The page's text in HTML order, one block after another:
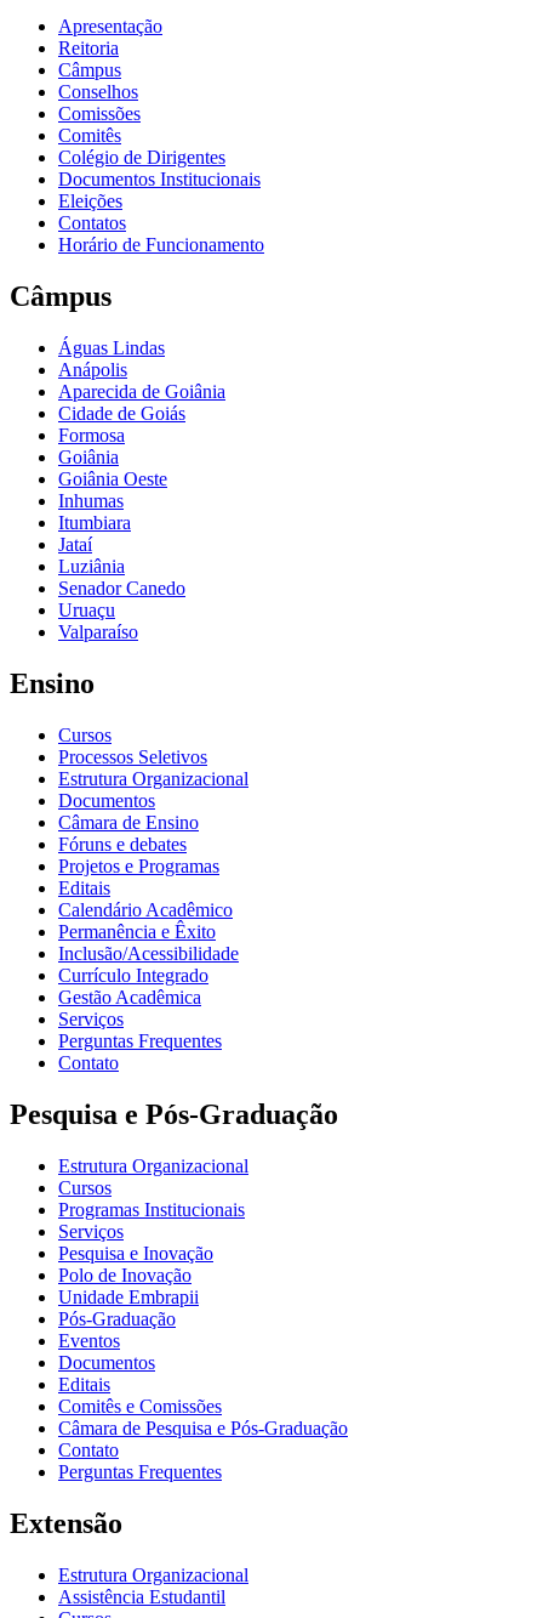
Apresentação
Reitoria
Câmpus
Conselhos
Comissões
Comitês
Colégio de Dirigentes
Documentos Institucionais
Eleições
Contatos
Horário de Funcionamento
Câmpus
Águas Lindas
Anápolis
Aparecida de Goiânia
Cidade de Goiás
Formosa
Goiânia
Goiânia Oeste
Inhumas
Itumbiara
Jataí
Luziânia
Senador Canedo
Uruaçu
Valparaíso
Ensino
Cursos
Processos Seletivos
Estrutura Organizacional
Documentos
Câmara de Ensino
Fóruns e debates
Projetos e Programas
Editais
Calendário Acadêmico
Permanência e Êxito
Inclusão/Acessibilidade
Currículo Integrado
Gestão Acadêmica
Serviços
Perguntas Frequentes
Contato
Pesquisa e Pós-Graduação
Estrutura Organizacional
Cursos
Programas Institucionais
Serviços
Pesquisa e Inovação
Polo de Inovação
Unidade Embrapii
Pós-Graduação
Eventos
Documentos
Editais
Comitês e Comissões
Câmara de Pesquisa e Pós-Graduação
Contato
Perguntas Frequentes
Extensão
Estrutura Organizacional
Assistência Estudantil